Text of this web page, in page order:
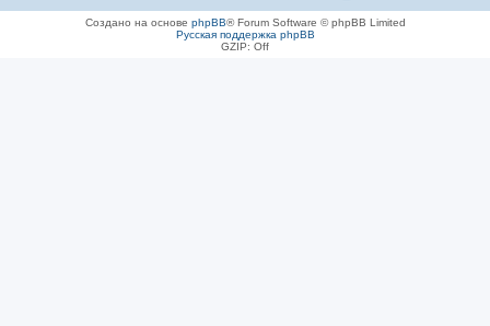
Создано на основе phpBB® Forum Software © phpBB Limited
Русская поддержка phpBB
GZIP: Off